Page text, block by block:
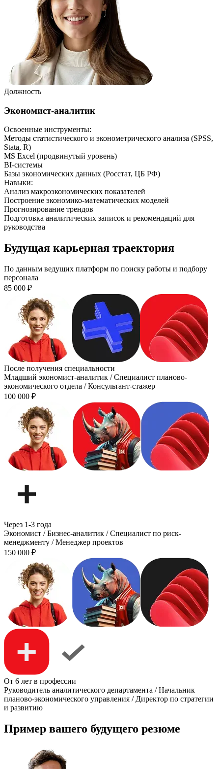
Должность
Экономист-аналитик
Освоенные инструменты:
Методы статистического и эконометрического анализа (SPSS,
Stata, R)
MS Excel (продвинутый уровень)
BI-системы
Базы экономических данных (Росстат, ЦБ РФ)
Навыки:
Анализ макроэкономических показателей
Построение экономико-математических моделей
Прогнозирование трендов
Подготовка аналитических записок и рекомендаций для
руководства
Будущая карьерная траектория
По данным ведущих платформ по поиску работы и подбору
персонала
85 000 ₽
После получения специальности
Младший экономист-аналитик / Специалист планово-
экономического отдела / Консультант-стажер
100 000 ₽
Через 1-3 года
Экономист / Бизнес-аналитик / Специалист по риск-
менеджменту / Менеджер проектов
150 000 ₽
От 6 лет в профессии
Руководитель аналитического департамента / Начальник
планово-экономического управления / Директор по стратегии
и развитию
Пример вашего будущего резюме